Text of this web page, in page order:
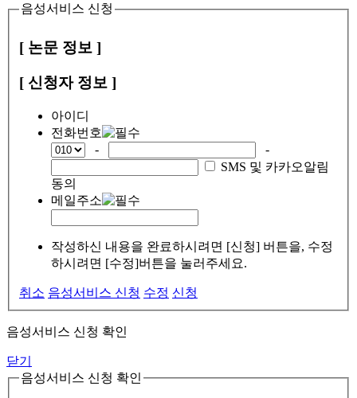
음성서비스 신청
[ 논문 정보 ]
[ 신청자 정보 ]
아이디
전화번호
-
-
SMS 및 카카오알림
동의
메일주소
작성하신 내용을 완료하시려면 [신청] 버튼을, 수정
하시려면 [수정]버튼을 눌러주세요.
취소 음성서비스 신청 수정 신청
음성서비스 신청 확인
닫기
음성서비스 신청 확인